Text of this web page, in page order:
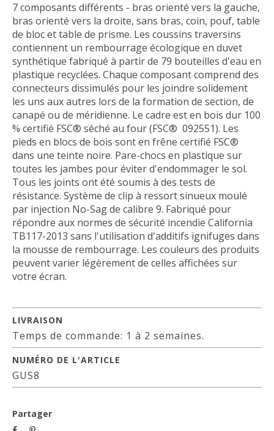
7 composants différents - bras orienté vers la gauche,
bras orienté vers la droite, sans bras, coin, pouf, table
de bloc et table de prisme. Les coussins traversins
contiennent un rembourrage écologique en duvet
synthétique fabriqué à partir de 79 bouteilles d'eau en
plastique recyclées. Chaque composant comprend des
connecteurs dissimulés pour les joindre solidement
les uns aux autres lors de la formation de section, de
canapé ou de méridienne. Le cadre est en bois dur 100
% certifié FSC® séché au four (FSC® 092551). Les
pieds en blocs de bois sont en frêne certifié FSC®
dans une teinte noire. Pare-chocs en plastique sur
toutes les jambes pour éviter d'endommager le sol.
Tous les joints ont été soumis à des tests de
résistance. Système de clip à ressort sinueux moulé
par injection No-Sag de calibre 9. Fabriqué pour
répondre aux normes de sécurité incendie California
TB117-2013 sans l'utilisation d'additifs ignifuges dans
la mousse de rembourrage. Les couleurs des produits
peuvent varier légèrement de celles affichées sur
votre écran.
LIVRAISON
Temps de commande: 1 à 2 semaines.
NUMÉRO DE L'ARTICLE
GUS8
Partager